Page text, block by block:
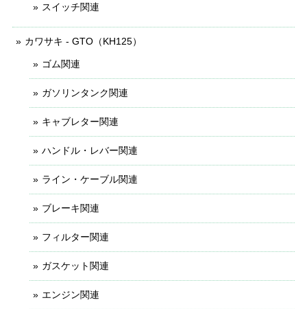
スイッチ関連
カワサキ - GTO（KH125）
ゴム関連
ガソリンタンク関連
キャブレター関連
ハンドル・レバー関連
ライン・ケーブル関連
ブレーキ関連
フィルター関連
ガスケット関連
エンジン関連